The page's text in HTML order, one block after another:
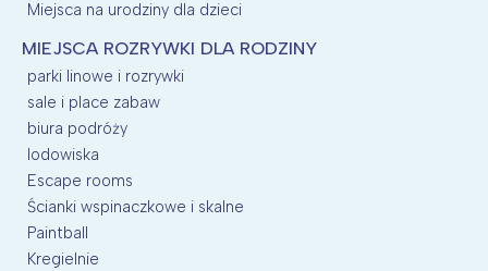
Miejsca na urodziny dla dzieci
MIEJSCA ROZRYWKI DLA RODZINY
parki linowe i rozrywki
sale i place zabaw
biura podróży
lodowiska
Escape rooms
Ścianki wspinaczkowe i skalne
Paintball
Kregielnie